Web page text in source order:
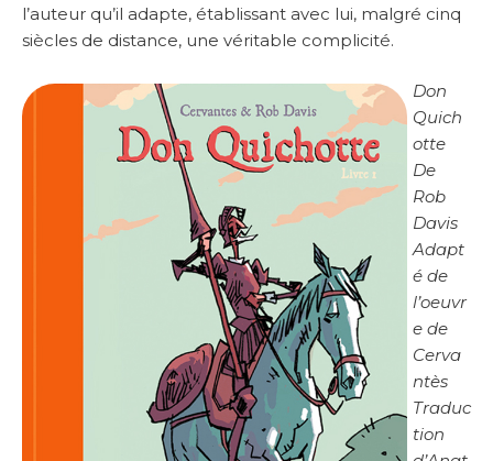
l’auteur qu’il adapte, établissant avec lui, malgré cinq
siècles de distance, une véritable complicité.
Don
Quich
otte
De
Rob
Davis
Adapt
é de
l’oeuvr
e de
Cerva
ntès
Traduc
tion